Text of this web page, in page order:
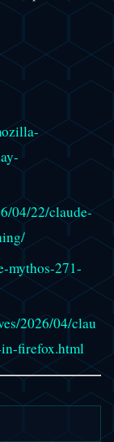
04/22/claude-
mythos-271-
2026/04/clau
firefox.html